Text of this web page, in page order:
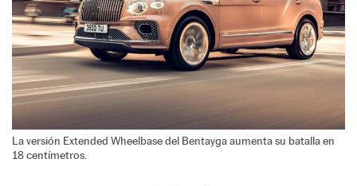
La versión Extended Wheelbase del Bentayga aumenta su batalla en
18 centímetros.